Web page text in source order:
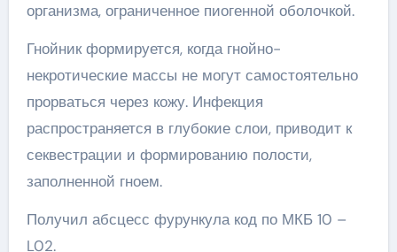
организма, ограниченное пиогенной оболочкой.
Гнойник формируется, когда гнойно-
некротические массы не могут самостоятельно
прорваться через кожу. Инфекция
распространяется в глубокие слои, приводит к
секвестрации и формированию полости,
заполненной гноем.
Получил абсцесс фурункула код по МКБ 10 –
L02.